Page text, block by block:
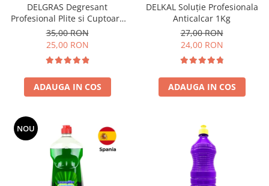
DELGRAS Degresant
Profesional Plite si Cuptoare
1L
35,00 RON
25,00 RON
ADAUGA IN COS
DELKAL Soluție Profesionala
Anticalcar 1Kg
27,00 RON
24,00 RON
ADAUGA IN COS
NOU